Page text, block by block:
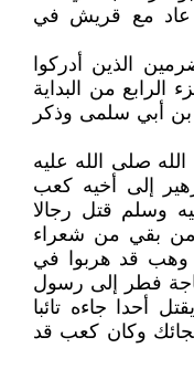
عاد مع قريش في
الذين أدركوا
الرابع من البداية
بن أبي سلمى وذكر
صلى الله عليه
إلى أخيه كعب
وسلم قتل رجالا
من بقي من شعراء
وهب قد هربوا في
فطر إلى رسول
أحدا جاءه تائبا
وكان كعب قد